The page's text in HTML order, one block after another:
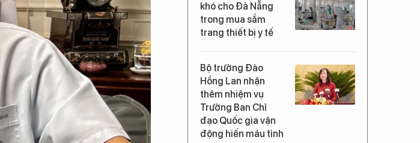
khó cho Đà Nẵng
trong mua sắm
trang thiết bị y tế
Bộ trưởng Đào
Hồng Lan nhận
thêm nhiệm vụ
Trưởng Ban Chỉ
đạo Quốc gia vận
động hiến máu tình